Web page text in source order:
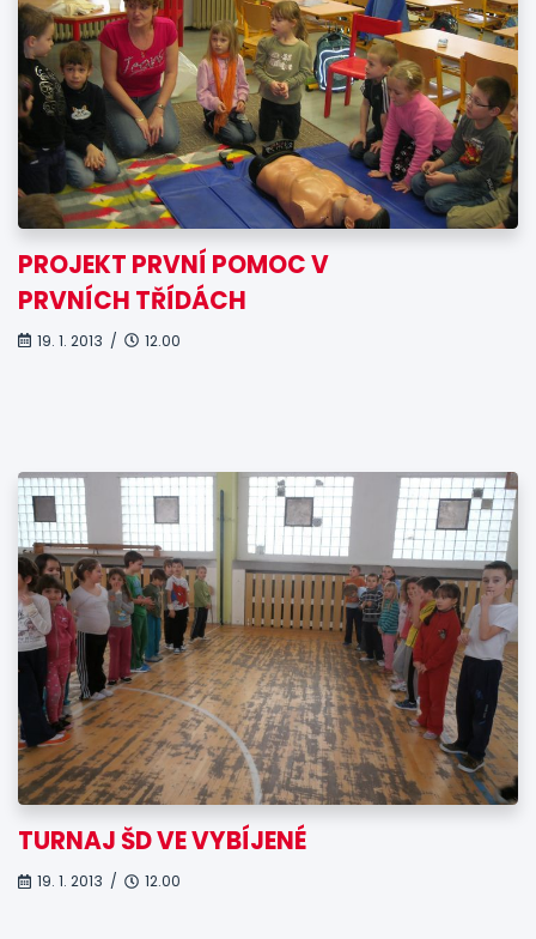
PROJEKT PRVNÍ POMOC V
PRVNÍCH TŘÍDÁCH
19. 1. 2013 / 12.00
TURNAJ ŠD VE VYBÍJENÉ
19. 1. 2013 / 12.00